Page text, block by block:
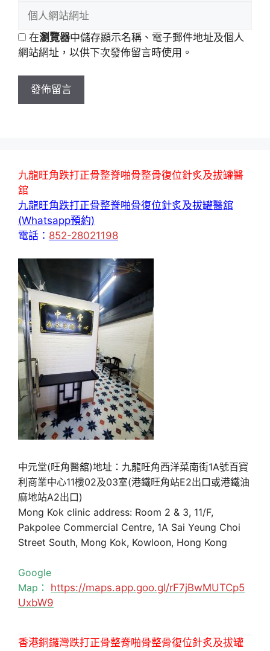
地
址
網
站
在瀏覽器中儲存顯示名稱、電子郵件地址及個人
網站網址，以供下次發佈留言時使用。
九龍旺角跌打正骨整脊啪骨整骨復位針炙及拔罐醫
舘
九龍旺角跌打正骨整脊啪骨復位針炙及拔罐醫舘
(Whatsapp預約)
電話： 852-28021198
中元堂(旺角醫舘)地址：九龍旺角西洋菜南街1A號百寶
利商業中心11樓02及03室(港鐵旺角站E2出口或港鐵油
麻地站A2出口)
Mong Kok clinic address: Room 2 & 3, 11/F,
Pakpolee Commercial Centre, 1A Sai Yeung Choi
Street South, Mong Kok, Kowloon, Hong Kong
Google
Map： https://maps.app.goo.gl/rF7jBwMUTCp5
UxbW9
香港銅鑼灣跌打正骨整脊啪骨整骨復位針炙及拔罐